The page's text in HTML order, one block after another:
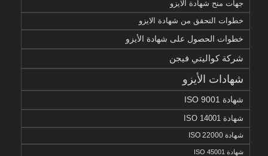
جهات منح شهادة الايزو
خطوات التحقق من شهادة الايزو
خطوات الحصول على شهادة الأيزو
شركة كواليتي فيجن
شهادات الأيزو
شهادة ISO 9001
شهادة ISO 14001
شهادة ISO 22000
شهادة ISO 45001